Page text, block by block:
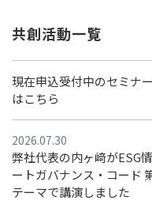
共創活動一覧
現在申込受付中のセミナ
はこちら
2026.07.30
弊社代表の内ヶ﨑がESG
ートガバナンス・コード
テーマで講演しました